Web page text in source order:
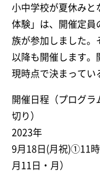
小中学校が夏休みと
体験」は、開催定員
族が参加しました。
以降も開催します。
現時点で決まってい
開催日程（プログラ
切り）
2023年
9月18日(月祝)①11
月11日・月）